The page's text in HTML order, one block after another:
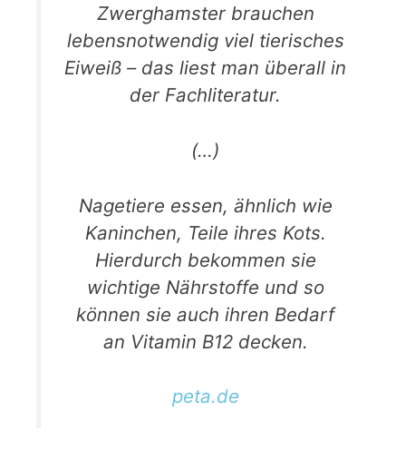
Zwerghamster brauchen
lebensnotwendig viel tierisches
Eiweiß – das liest man überall in
der Fachliteratur.
(…)
Nagetiere essen, ähnlich wie
Kaninchen, Teile ihres Kots.
Hierdurch bekommen sie
wichtige Nährstoffe und so
können sie auch ihren Bedarf
an Vitamin B12 decken.
peta.de